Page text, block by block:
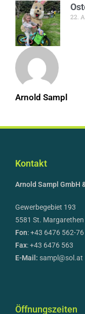
Arnold Sampl
22.
Kontakt
Arnold Sampl GmbH
Gewerbegebiet 193
5581 St. Margarethen
Fon: +43 6476 562-76
Fax: +43 6476 563
E-Mail: sampl@sol.at
Öffnungszeiten